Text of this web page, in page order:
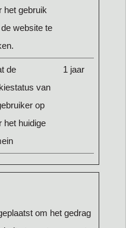
het gebruik
website te
de
van
op
het huidige
1 jaar
om het gedrag